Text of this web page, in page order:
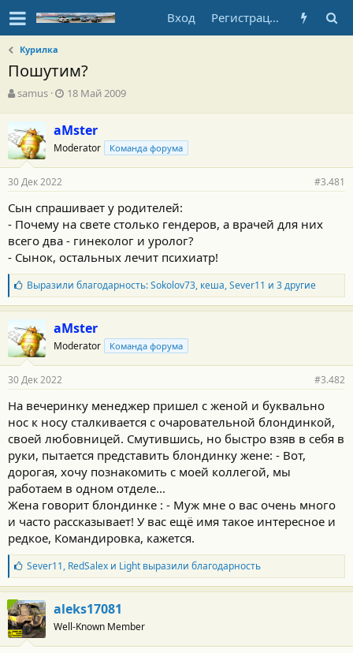
Вход Регистрация
Курилка
Пошутим?
А
о
р
т
е
м
ы
samus
Д
а
н
а
л
а
18 Май 2009
aMster
Moderator Команда форума
30 Дек 2022 #3.481
Сын спрашивает у родителей:
- Почему на свете столько гендеров, а врачей для них
всего два - гинеколог и уролог?
- Сынок, остальных лечит психиатр!
Б
л
а
о
д
а
н
с
т
и
Выразили благодарность:Sokolov73, кеша,Sever11 и 3 другие
aMster
Moderator Команда форума
30 Дек 2022 #3.482
На вечеринку менеджер пришел с женой и буквально
нос к носу сталкивается с очаровательной блондинкой,
своей любовницей. Смутившись, но быстро взяв в себя в
руки, пытается представить блондинку жене: - Вот,
дорогая, хочу познакомить с моей коллегой, мы
работаем в одном отделе...
Жена говорит блондинке : - Муж мне о вас очень много
и часто рассказывает! У вас ещё имя такое интересное и
редкое, Командировка, кажется.
Б
л
а
г
о
д
а
Sever11, RedSalexи Lightвыразили благодарность
aleks17081
Well-Known Member